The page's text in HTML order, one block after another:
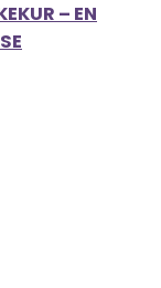
– EN